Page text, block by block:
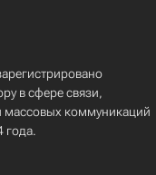
в сфере связи,
коммуникаций
года.